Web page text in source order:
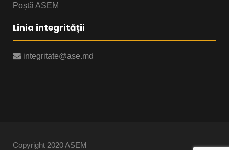
Poștă ASEM
Linia integrității
integritate@ase.md
Copyright 2020 ASEM